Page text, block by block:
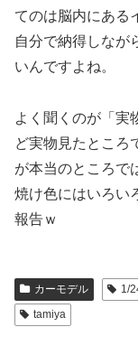
てのは脳内にある
自分で納得しなが
いんですよね。
よく聞くのが「実
ど実物見たところ
が本当のところで
焼け色にはいろい
報告ｗ
カーモデル 1/
tamiya